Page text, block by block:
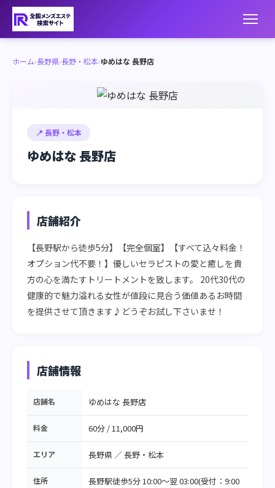
ホーム›長野県›長野・松本›ゆめはな 長野店
📍 長野・松本
ゆめはな 長野店
店舗紹介
【長野駅から徒歩5分】【完全個室】【すべて込々料金！
オプション代不要！】優しいセラピストの愛と癒しを貴
方の心を満たすトリートメントを致します。 20代30代の
健康的で魅力溢れる女性が値段に見合う価値あるお時間
を提供させて頂きます♪どうぞお試し下さいませ！
店舗情報
店舗名 ゆめはな 長野店
料金 60分 / 11,000円
エリア 長野県 ／長野・松本
住所
長野駅徒歩5分 10:00～翌 03:00(受付：9:00